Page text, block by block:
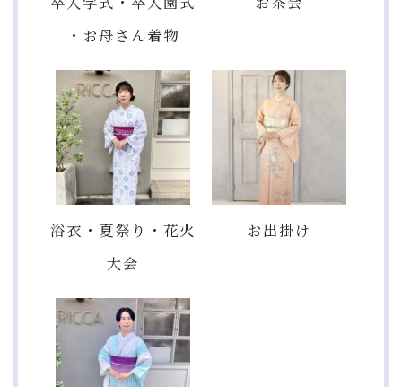
・お母さん着物
浴衣・夏祭り・花火
大会
お出掛け